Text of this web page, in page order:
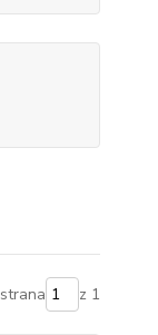
strana z 1